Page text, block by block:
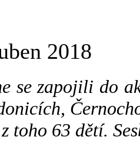
2018
se zapojili do
toho 63 dětí.